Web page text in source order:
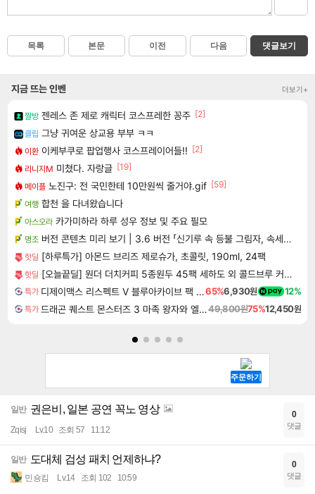
목록 본문 이전 다음 댓글보기
지금 뜨는 인벤 더보기+
짤방 젠레스 존 제로 캐릭터 코스프레한 꽁주 [2]
클립 그냥 귀여운 상교용 부부 ㅋㅋ
이환 이케부쿠로 팝업행사 코스프레이어들!! [2]
리니지M 미쳤다. 자랑글 [19]
메이플 노진구: 전 국민한테 10만원씩 줄거야.gif [59]
여행 합천 을 다녀왔습니다
아스오라 카가미하라 하루 성우 정보 및 주요 필모
명조 버전 콘텐츠 미리 보기 | 3.6 버전 「신기루 속 등불 그림자, 속세에 깃든 검의 결심」이 8월 20일에 업데이트됩니다!
핫딜 [하루특가] 아몬드 브리즈 제로슈가, 초콜릿, 190ml, 24팩
핫딜 [오늘끝딜] 원더 더치커피 5종원두 45팩 세하도 외 콜드브루 커피원액 [원산지:브라질, 콜롬비아, 인도네시아, 케냐, 에티오피아]
특가 디제이맥스 리스펙트 V 블루아카이브 팩 DJMAX RESPECT V Blue Archive Pack DLC65%6,930원 12%
특가 드래곤 퀘스트 몬스터즈 3 마족 왕자와 엘프의 여행 Dragon Quest Monsters The Dark Prince49,800원75%12,450원
일반 권은비, 일본 공연 꼭노 영상
Zqisj Lv.10 조회 57 11:12
0
댓글
일반 도대체 검성 패치 언제하냐?
민숑킴 Lv.14 조회 102 10:59
0
댓글